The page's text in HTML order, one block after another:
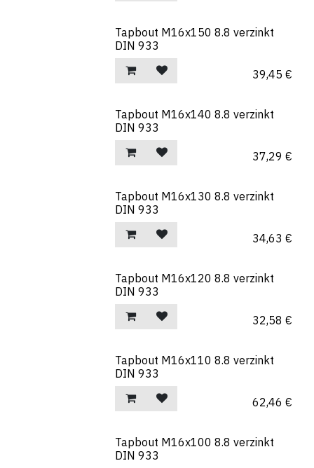
Tapbout M16x150 8.8 verzinkt
DIN 933
39,45 €
Tapbout M16x140 8.8 verzinkt
DIN 933
37,29 €
Tapbout M16x130 8.8 verzinkt
DIN 933
34,63 €
Tapbout M16x120 8.8 verzinkt
DIN 933
32,58 €
Tapbout M16x110 8.8 verzinkt
DIN 933
62,46 €
Tapbout M16x100 8.8 verzinkt
DIN 933